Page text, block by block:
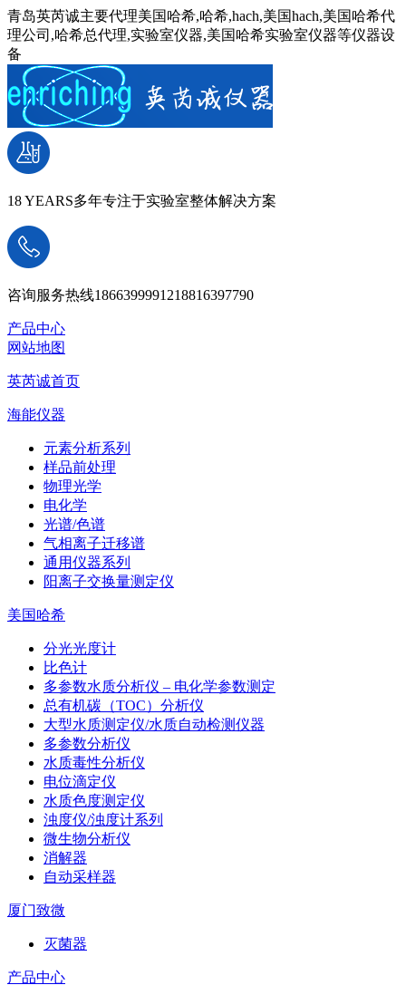
青岛英芮诚主要代理美国哈希,哈希,hach,美国hach,美国哈希代
理公司,哈希总代理,实验室仪器,美国哈希实验室仪器等仪器设
备
18 YEARS多年专注于实验室整体解决方案
咨询服务热线1866399991218816397790
产品中心
网站地图
英芮诚首页
海能仪器
元素分析系列
样品前处理
物理光学
电化学
光谱/色谱
气相离子迁移谱
通用仪器系列
阳离子交换量测定仪
美国哈希
分光光度计
比色计
多参数水质分析仪 – 电化学参数测定
总有机碳（TOC）分析仪
大型水质测定仪/水质自动检测仪器
多参数分析仪
水质毒性分析仪
电位滴定仪
水质色度测定仪
浊度仪/浊度计系列
微生物分析仪
消解器
自动采样器
厦门致微
灭菌器
产品中心